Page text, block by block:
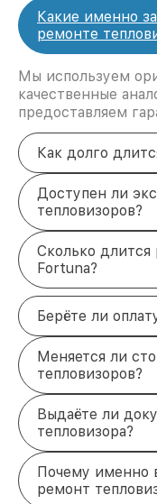
Какие именно
ремонте
Мы используем
качественные
предоставляем
Как долго
Доступен ли
тепловизоров?
Сколько длится
Fortuna?
Берёте ли
Меняется ли
тепловизоров?
Выдаёте ли
тепловизора?
Почему именно
ремонт